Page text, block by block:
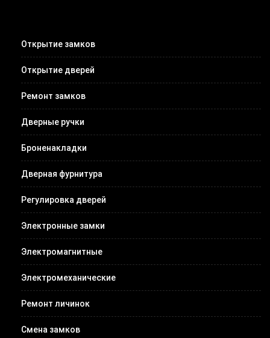
Открытие замков
Открытие дверей
Ремонт замков
Дверные ручки
Броненакладки
Дверная фурнитура
Регулировка дверей
Электронные замки
Электромагнитные
Электромеханические
Ремонт личинок
Смена замков